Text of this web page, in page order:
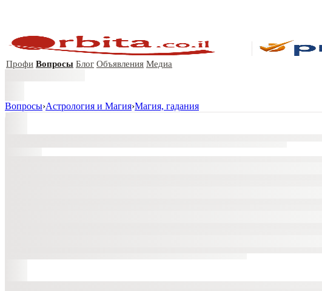
Профи Вопросы Блог Объявления Медиа
Вопросы›Астрология и Магия›Магия, гадания